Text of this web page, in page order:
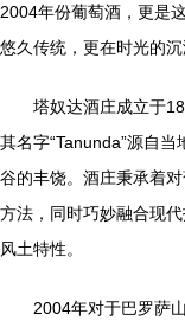
2004年份葡萄酒，更是
悠久传统，更在时光的沉
塔奴达酒庄成立于
其名字“Tanunda”源自
谷的丰饶。酒庄秉承着
方法，同时巧妙融合现
风土特性。
2004年对于巴罗萨